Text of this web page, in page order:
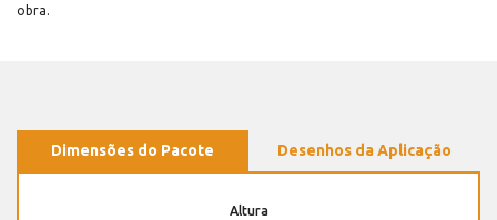
obra.
Dimensões do Pacote Desenhos da Aplicação
Altura